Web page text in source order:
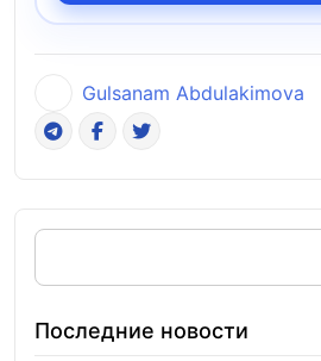
Gulsanam Abdulakimova
Последние новости